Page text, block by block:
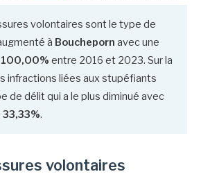
volontaires sont le type de
à Boucheporn avec une
100,00% entre 2016 et 2023. Sur la
infractions liées aux stupéfiants
de délit qui a le plus diminué avec
33,33%.
volontaires